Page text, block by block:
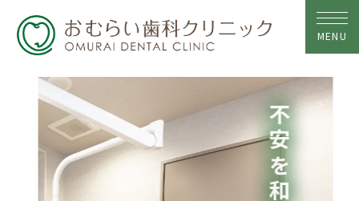
MENU
トップ
当院について